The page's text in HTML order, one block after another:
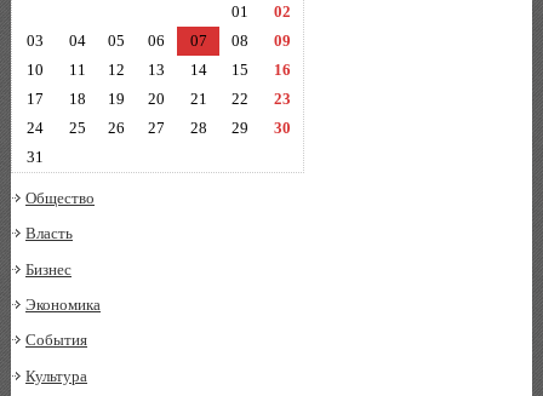
01
02
03
04 05 06 07 08
09
10
11 12 13 14 15
16
17
18 19 20 21 22
23
24
25 26 27 28 29
30
31
Общество
Власть
Бизнес
Экономика
События
Культура